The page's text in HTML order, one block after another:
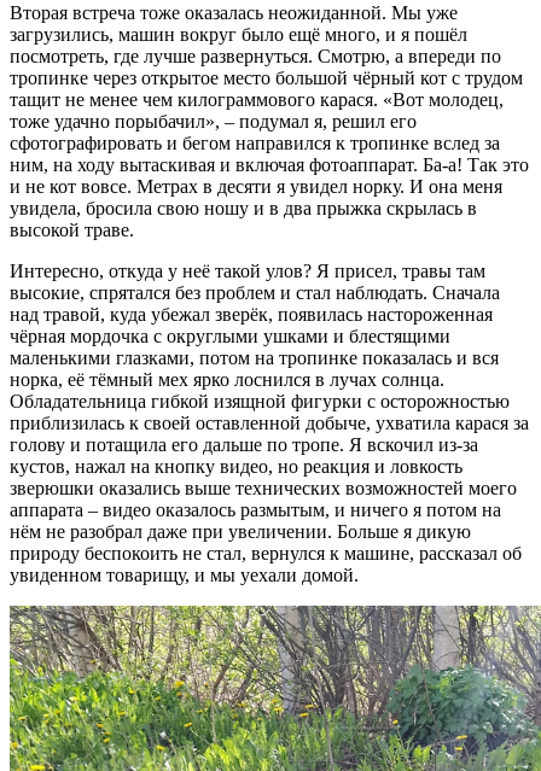
Вторая встреча тоже оказалась неожиданной. Мы уже
загрузились, машин вокруг было ещё много, и я пошёл
посмотреть, где лучше развернуться. Смотрю, а впереди по
тропинке через открытое место большой чёрный кот с трудом
тащит не менее чем килограммового карася. «Вот молодец,
тоже удачно порыбачил», – подумал я, решил его
сфотографировать и бегом направился к тропинке вслед за
ним, на ходу вытаскивая и включая фотоаппарат. Ба-а! Так это
и не кот вовсе. Метрах в десяти я увидел норку. И она меня
увидела, бросила свою ношу и в два прыжка скрылась в
высокой траве.
Интересно, откуда у неё такой улов? Я присел, травы там
высокие, спрятался без проблем и стал наблюдать. Сначала
над травой, куда убежал зверёк, появилась настороженная
чёрная мордочка с округлыми ушками и блестящими
маленькими глазками, потом на тропинке показалась и вся
норка, её тёмный мех ярко лоснился в лучах солнца.
Обладательница гибкой изящной фигурки с осторожностью
приблизилась к своей оставленной добыче, ухватила карася за
голову и потащила его дальше по тропе. Я вскочил из-за
кустов, нажал на кнопку видео, но реакция и ловкость
зверюшки оказались выше технических возможностей моего
аппарата – видео оказалось размытым, и ничего я потом на
нём не разобрал даже при увеличении. Больше я дикую
природу беспокоить не стал, вернулся к машине, рассказал об
увиденном товарищу, и мы уехали домой.